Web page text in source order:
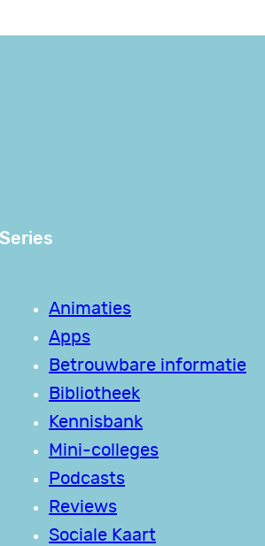
Series
Animaties
Apps
Betrouwbare informatie
Bibliotheek
Kennisbank
Mini-colleges
Podcasts
Reviews
Sociale Kaart